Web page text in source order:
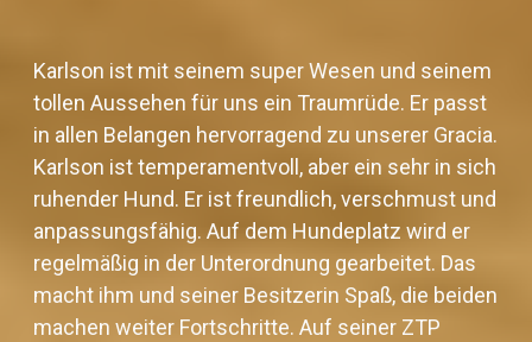
Karlson ist mit seinem super Wesen und seinem
tollen Aussehen für uns ein Traumrüde. Er passt
in allen Belangen hervorragend zu unserer Gracia.
Karlson ist temperamentvoll, aber ein sehr in sich
ruhender Hund. Er ist freundlich, verschmust und
anpassungsfähig. Auf dem Hundeplatz wird er
regelmäßig in der Unterordnung gearbeitet. Das
macht ihm und seiner Besitzerin Spaß, die beiden
machen weiter Fortschritte. Auf seiner ZTP